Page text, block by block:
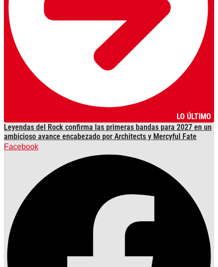
LO ÚLTIMO
Leyendas del Rock confirma las primeras bandas para 2027 en un
ambicioso avance encabezado por Architects y Mercyful Fate
Facebook